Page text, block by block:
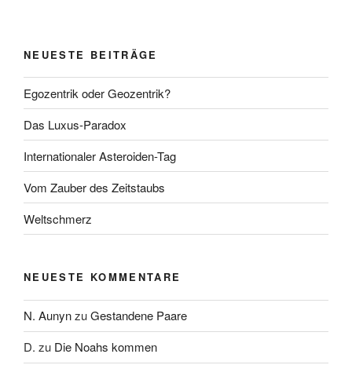
NEUESTE BEITRÄGE
Egozentrik oder Geozentrik?
Das Luxus-Paradox
Internationaler Asteroiden-Tag
Vom Zauber des Zeitstaubs
Weltschmerz
NEUESTE KOMMENTARE
N. AunynzuGestandene Paare
D. zu Die Noahs kommen